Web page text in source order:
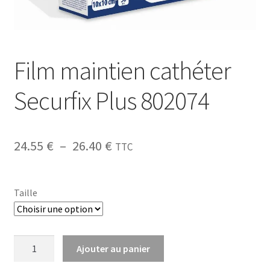
Film maintien cathéter
Securfix Plus 802074
24.55 € – 26.40 € TTC
Taille
Ajouter au panier